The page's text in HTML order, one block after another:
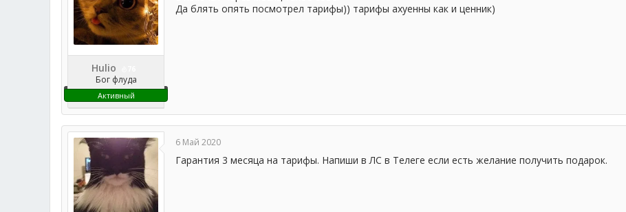
Hulio
Бог флуда
Активный
Да блять опять посмотрел тарифы)) тарифы ахуенны как и ценник)
6 Май 2020
Гарантия 3 месяца на тарифы. Напиши в ЛС в Телеге если есть желание получить подарок.